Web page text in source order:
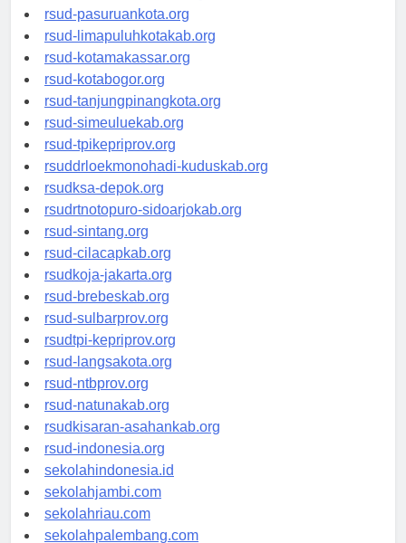
rsucnd-acehbaratkab.org
rsud-pasuruankota.org
rsud-limapuluhkotakab.org
rsud-kotamakassar.org
rsud-kotabogor.org
rsud-tanjungpinangkota.org
rsud-simeuluekab.org
rsud-tpikepriprov.org
rsuddrloekmonohadi-kuduskab.org
rsudksa-depok.org
rsudrtnotopuro-sidoarjokab.org
rsud-sintang.org
rsud-cilacapkab.org
rsudkoja-jakarta.org
rsud-brebeskab.org
rsud-sulbarprov.org
rsudtpi-kepriprov.org
rsud-langsakota.org
rsud-ntbprov.org
rsud-natunakab.org
rsudkisaran-asahankab.org
rsud-indonesia.org
sekolahindonesia.id
sekolahjambi.com
sekolahriau.com